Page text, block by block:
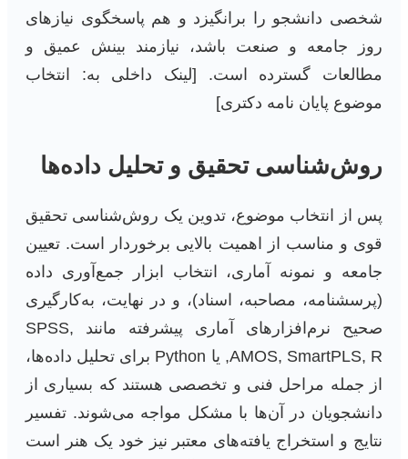
شخصی دانشجو را برانگیزد و هم پاسخگوی نیازهای
روز جامعه و صنعت باشد، نیازمند بینش عمیق و
مطالعات گسترده است. [لینک داخلی به: انتخاب
موضوع پایان نامه دکتری]
روش‌شناسی تحقیق و تحلیل داده‌ها
پس از انتخاب موضوع، تدوین یک روش‌شناسی تحقیق
قوی و مناسب از اهمیت بالایی برخوردار است. تعیین
جامعه و نمونه آماری، انتخاب ابزار جمع‌آوری داده
(پرسشنامه، مصاحبه، اسناد)، و در نهایت، به‌کارگیری
صحیح نرم‌افزارهای آماری پیشرفته مانند SPSS,
AMOS, SmartPLS, R, یا Python برای تحلیل داده‌ها،
از جمله مراحل فنی و تخصصی هستند که بسیاری از
دانشجویان در آن‌ها با مشکل مواجه می‌شوند. تفسیر
نتایج و استخراج یافته‌های معتبر نیز خود یک هنر است